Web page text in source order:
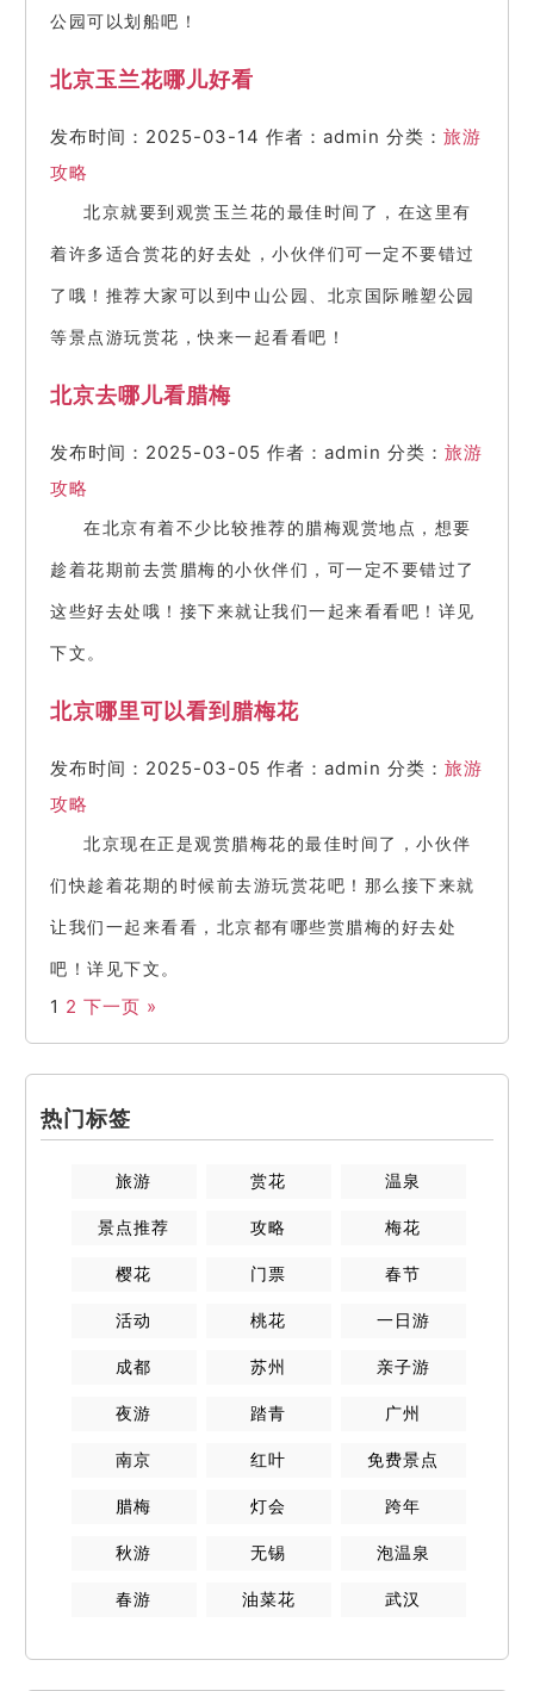
公园可以划船吧！
北京玉兰花哪儿好看
发布时间：2025-03-14 作者：admin 分类： 旅游
攻略
北京就要到观赏玉兰花的最佳时间了，在这里有
着许多适合赏花的好去处，小伙伴们可一定不要错过
了哦！推荐大家可以到中山公园、北京国际雕塑公园
等景点游玩赏花，快来一起看看吧！
北京去哪儿看腊梅
发布时间：2025-03-05 作者：admin 分类： 旅游
攻略
在北京有着不少比较推荐的腊梅观赏地点，想要
趁着花期前去赏腊梅的小伙伴们，可一定不要错过了
这些好去处哦！接下来就让我们一起来看看吧！详见
下文。
北京哪里可以看到腊梅花
发布时间：2025-03-05 作者：admin 分类： 旅游
攻略
北京现在正是观赏腊梅花的最佳时间了，小伙伴
们快趁着花期的时候前去游玩赏花吧！那么接下来就
让我们一起来看看，北京都有哪些赏腊梅的好去处
吧！详见下文。​
1 2 下一页 »
热门标签
旅游 赏花 温泉
景点推荐 攻略 梅花
樱花 门票 春节
活动 桃花 一日游
成都 苏州 亲子游
夜游 踏青 广州
南京 红叶 免费景点
腊梅 灯会 跨年
秋游 无锡 泡温泉
春游 油菜花 武汉